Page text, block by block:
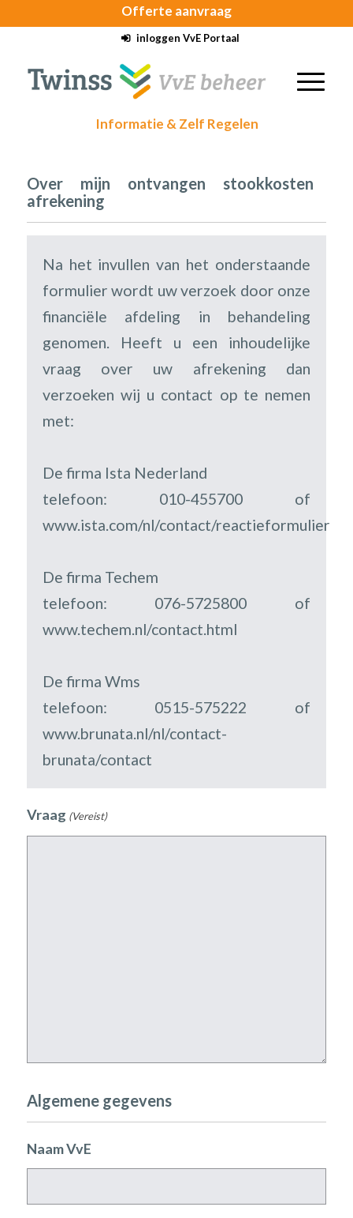
Offerte aanvraag
inloggen VvE Portaal
Informatie & Zelf Regelen
Over mijn ontvangen stookkosten
afrekening
Na het invullen van het onderstaande
formulier wordt uw verzoek door onze
financiële afdeling in behandeling
genomen. Heeft u een inhoudelijke
vraag over uw afrekening dan
verzoeken wij u contact op te nemen
met:
De firma Ista Nederland
telefoon: 010-455700 of
www.ista.com/nl/contact/reactieformulier
De firma Techem
telefoon: 076-5725800 of
www.techem.nl/contact.html
De firma Wms
telefoon: 0515-575222 of
www.brunata.nl/nl/contact-
brunata/contact
Vraag (Vereist)
Algemene gegevens
Naam VvE